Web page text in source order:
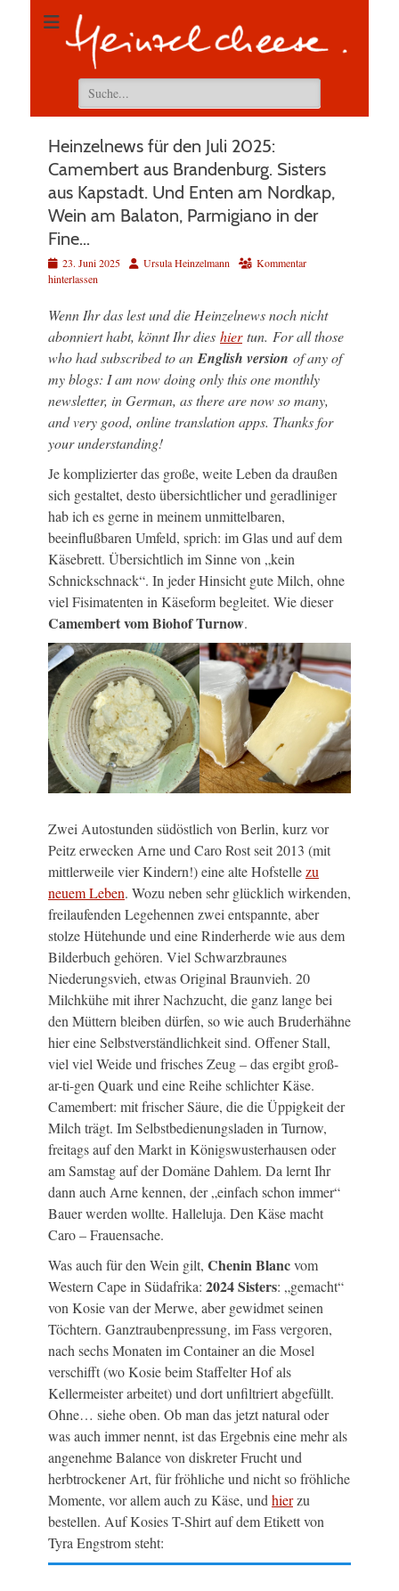
Suchen
nach:
Heinzelnews für den Juli 2025:
Camembert aus Brandenburg. Sisters
aus Kapstadt. Und Enten am Nordkap,
Wein am Balaton, Parmigiano in der
Fine…
Veröffentlicht
am
23. Juni 2025 AutorUrsula Heinzelmann
Kommentar
hinterlassen
Wenn Ihr das lest und die Heinzelnews noch nicht
abonniert habt, könnt Ihr dies hiertun. For all those
who had subscribed to anEnglish version of any of
my blogs: I am now doing only this one monthly
newsletter, in German, as there are now so many,
and very good, online translation apps. Thanks for
your understanding!
Je komplizierter das große, weite Leben da draußen
sich gestaltet, desto übersichtlicher und geradliniger
hab ich es gerne in meinem unmittelbaren,
beeinflußbaren Umfeld, sprich: im Glas und auf dem
Käsebrett. Übersichtlich im Sinne von „kein
Schnickschnack“. In jeder Hinsicht gute Milch, ohne
viel Fisimatenten in Käseform begleitet. Wie dieser
Camembert vom Biohof Turnow.
Zwei Autostunden südöstlich von Berlin, kurz vor
Peitz erwecken Arne und Caro Rost seit 2013 (mit
mittlerweile vier Kindern!) eine alte Hofstellezu
neuem Leben. Wozu neben sehr glücklich wirkenden,
freilaufenden Legehennen zwei entspannte, aber
stolze Hütehunde und eine Rinderherde wie aus dem
Bilderbuch gehören. Viel Schwarzbraunes
Niederungsvieh, etwas Original Braunvieh. 20
Milchkühe mit ihrer Nachzucht, die ganz lange bei
den Müttern bleiben dürfen, so wie auch Bruderhähne
hier eine Selbstverständlichkeit sind. Offener Stall,
viel viel Weide und frisches Zeug – das ergibt groß-
ar-ti-gen Quark und eine Reihe schlichter Käse.
Camembert: mit frischer Säure, die die Üppigkeit der
Milch trägt. Im Selbstbedienungsladen in Turnow,
freitags auf den Markt in Königswusterhausen oder
am Samstag auf der Domäne Dahlem. Da lernt Ihr
dann auch Arne kennen, der „einfach schon immer“
Bauer werden wollte. Halleluja. Den Käse macht
Caro – Frauensache.
Was auch für den Wein gilt, Chenin Blancvom
Western Cape in Südafrika: 2024 Sisters: „gemacht“
von Kosie van der Merwe, aber gewidmet seinen
Töchtern. Ganztraubenpressung, im Fass vergoren,
nach sechs Monaten im Container an die Mosel
verschifft (wo Kosie beim Staffelter Hof als
Kellermeister arbeitet) und dort unfiltriert abgefüllt.
Ohne… siehe oben. Ob man das jetzt natural oder
was auch immer nennt, ist das Ergebnis eine mehr als
angenehme Balance von diskreter Frucht und
herbtrockener Art, für fröhliche und nicht so fröhliche
Momente, vor allem auch zu Käse, und hierzu
bestellen. Auf Kosies T-Shirt auf dem Etikett von
Tyra Engstrom steht: